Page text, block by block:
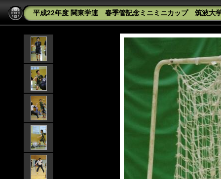
平成22年度 関東学連 春季管記念ミニミニカップ 筑波